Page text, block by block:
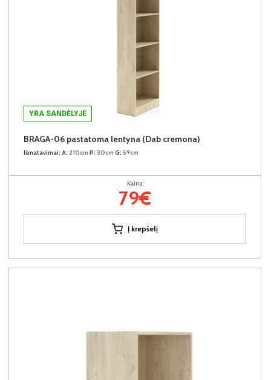
YRA SANDĖLYJE
BRAGA-06 pastatoma lentyna (Dab cremona)
Išmatavimai: A: 210cm P: 30cm G: 59cm
Kaina:
79€
Į krepšelį